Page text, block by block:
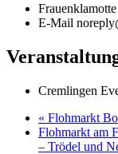
E-Mail
Cremlingen
« Flohmarkt
Flohmarkt am
– Trödel und